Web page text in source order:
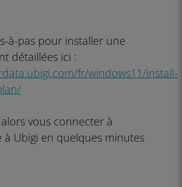
à-pas pour installer une
détaillées ici :
fr/windows11/install-
vous connecter à
à Ubigi en quelques minutes